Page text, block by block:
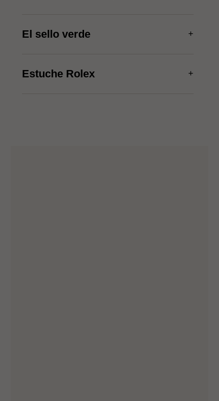
El sello verde +
Estuche Rolex +